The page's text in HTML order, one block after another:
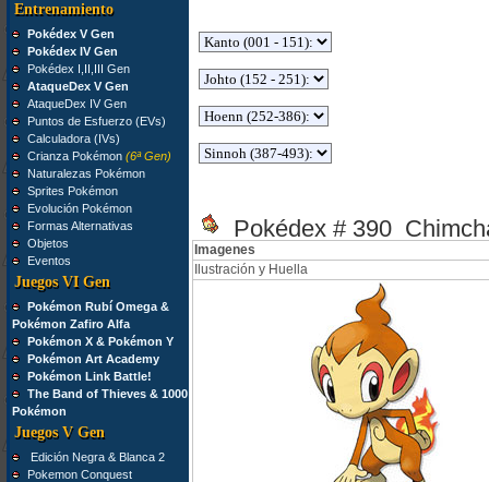
Entrenamiento
Pokédex V Gen
Pokédex IV Gen
Pokédex I,II,III Gen
AtaqueDex V Gen
AtaqueDex IV Gen
Puntos de Esfuerzo (EVs)
Calculadora (IVs)
Crianza Pokémon (6ª Gen)
Naturalezas Pokémon
Sprites Pokémon
Evolución Pokémon
Formas Alternativas
Objetos
Eventos
Juegos VI Gen
Pokémon Rubí Omega &
Pokémon Zafiro Alfa
Pokémon X & Pokémon Y
Pokémon Art Academy
Pokémon Link Battle!
The Band of Thieves & 1000
Pokémon
Juegos V Gen
Edición Negra & Blanca 2
Pokemon Conquest
Pokédex # 390
Imagenes
Ilustración y Huella